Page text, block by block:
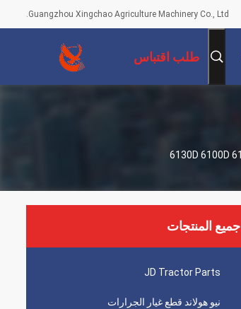
Guangzhou Xingchao Agriculture Machinery Co., Ltd.
طلب اقتباس
جميع المنتجات
JD Tractor Parts
نيو هولاند قطع غيار الجرارات